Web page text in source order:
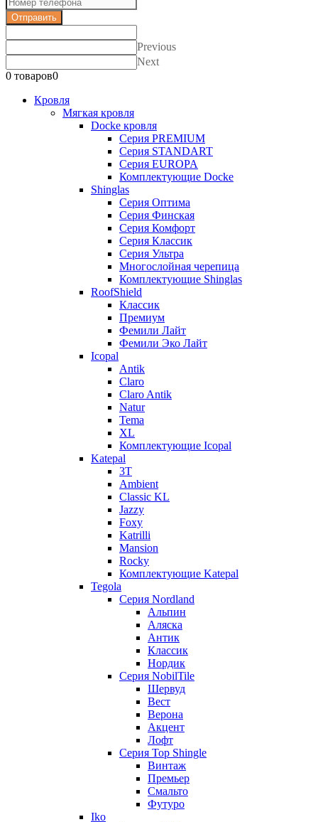
Отправить
Previous
Next
0 товаров0
Кровля
Мягкая кровля
Docke кровля
Серия PREMIUM
Серия STANDART
Серия EUROPA
Комплектующие Docke
Shinglas
Серия Оптима
Серия Финская
Серия Комфорт
Серия Классик
Серия Ультра
Многослойная черепица
Комплектующие Shinglas
RoofShield
Классик
Премиум
Фемили Лайт
Фемили Эко Лайт
Icopal
Antik
Claro
Claro Antik
Natur
Tema
XL
Комплектующие Icopal
Katepal
3T
Ambient
Classic KL
Jazzy
Foxy
Katrilli
Mansion
Rocky
Комплектующие Katepal
Tegola
Серия Nordland
Альпин
Аляска
Антик
Классик
Нордик
Серия NobilTile
Шервуд
Вест
Верона
Акцент
Лофт
Серия Top Shingle
Винтаж
Премьер
Смальто
Футуро
Iko